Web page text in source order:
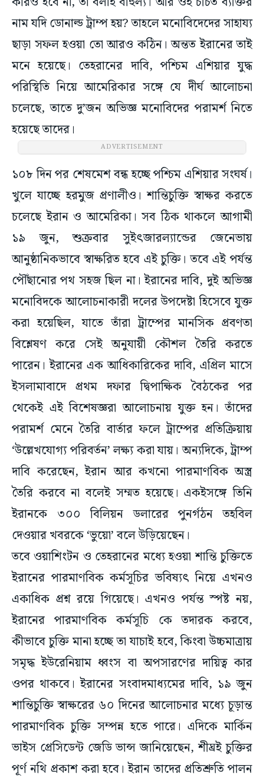
নাম যদি ডোনাল্ড ট্রাম্প হয়? তাহলে মনোবিদেদের সাহায্য
ছাড়া সফল হওয়া তো আরও কঠিন। অন্তত ইরানের তাই
মনে হয়েছে। তেহরানের দাবি, পশ্চিম এশিয়ার যুদ্ধ
পরিস্থিতি নিয়ে আমেরিকার সঙ্গে যে দীর্ঘ আলোচনা
চলেছে, তাতে দু’জন অভিজ্ঞ মনোবিদের পরামর্শ নিতে
হয়েছে তাদের।
ADVERTISEMENT
১০৮ দিন পর শেষমেশ বন্ধ হচ্ছে পশ্চিম এশিয়ার সংঘর্ষ।
খুলে যাচ্ছে হরমুজ প্রণালীও। শান্তিচুক্তি স্বাক্ষর করতে
চলেছে ইরান ও আমেরিকা। সব ঠিক থাকলে আগামী
১৯ জুন, শুক্রবার সুইৎজারল্যান্ডের জেনেভায়
আনুষ্ঠানিকভাবে স্বাক্ষরিত হবে এই চুক্তি। তবে এই পর্যন্ত
পৌঁছানোর পথ সহজ ছিল না। ইরানের দাবি, দুই অভিজ্ঞ
মনোবিদকে আলোচনাকারী দলের উপদেষ্টা হিসেবে যুক্ত
করা হয়েছিল, যাতে তাঁরা ট্রাম্পের মানসিক প্রবণতা
বিশ্লেষণ করে সেই অনুযায়ী কৌশল তৈরি করতে
পারেন। ইরানের এক আধিকারিকের দাবি, এপ্রিল মাসে
ইসলামাবাদে প্রথম দফার দ্বিপাক্ষিক বৈঠকের পর
থেকেই এই বিশেষজ্ঞরা আলোচনায় যুক্ত হন। তাঁদের
পরামর্শ মেনে তৈরি বার্তার ফলে ট্রাম্পের প্রতিক্রিয়ায়
‘উল্লেখযোগ্য পরিবর্তন’ লক্ষ্য করা যায়। অন্যদিকে, ট্রাম্প
দাবি করেছেন, ইরান আর কখনো পারমাণবিক অস্ত্র
তৈরি করবে না বলেই সম্মত হয়েছে। একইসঙ্গে তিনি
ইরানকে ৩০০ বিলিয়ন ডলারের পুনর্গঠন তহবিল
দেওয়ার খবরকে ‘ভুয়ো’ বলে উড়িয়েছেন।
তবে ওয়াশিংটন ও তেহরানের মধ্যে হওয়া শান্তি চুক্তিতে
ইরানের পারমাণবিক কর্মসূচির ভবিষ্যৎ নিয়ে এখনও
একাধিক প্রশ্ন রয়ে গিয়েছে। এখনও পর্যন্ত স্পষ্ট নয়,
ইরানের পারমাণবিক কর্মসূচি কে তদারক করবে,
কীভাবে চুক্তি মানা হচ্ছে তা যাচাই হবে, কিংবা উচ্চমাত্রায়
সমৃদ্ধ ইউরেনিয়াম ধ্বংস বা অপসারণের দায়িত্ব কার
ওপর থাকবে। ইরানের সংবাদমাধ্যমের দাবি, ১৯ জুন
শান্তিচুক্তি স্বাক্ষরের ৬০ দিনের আলোচনার মধ্যে চূড়ান্ত
পারমাণবিক চুক্তি সম্পন্ন হতে পারে। এদিকে মার্কিন
ভাইস প্রেসিডেন্ট জেডি ভান্স জানিয়েছেন, শীঘ্রই চুক্তির
পূর্ণ নথি প্রকাশ করা হবে। ইরান তাদের প্রতিশ্রুতি পালন